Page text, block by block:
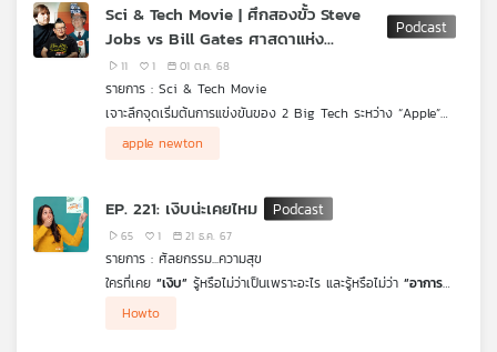
สต์
บทความ
Sci & Tech Movie | ศึกสองขั้ว Steve
Jobs vs Bill Gates ศาสดาแห่ง
นวัตกรรมปะทะเทพกลยุทธ์
11 1 01 ต.ค. 68
รายการ : Sci & Tech Movie
เจาะลึกจุดเริ่มต้นการแข่งขันของ 2 Big Tech ระหว่าง “Apple”
หลาม จิ๊กโก๋ไอที” พร้อมเปิดเผยความจริงที่หนังไม่ได้เล่า เบื้องหลัง
“Steve Jobs” และ “Bill Gates”
apple newton
EP. 221: เงิบน่ะเคยไหม
65 1 21 ธ.ค. 67
รายการ : ศัลยกรรม...ความสุข
ใครที่เคย “เงิบ” รู้หรือไม่ว่าเป็นเพราะอะไร และรู้หรือไม่ว่า “อาการ
ในทางที่ไม่ถูกไม่ควรได้โดยไม่รู้ตัว คนไม่รู้ทันอาการเงิบหรือไม่รู้ทันการ
Howto